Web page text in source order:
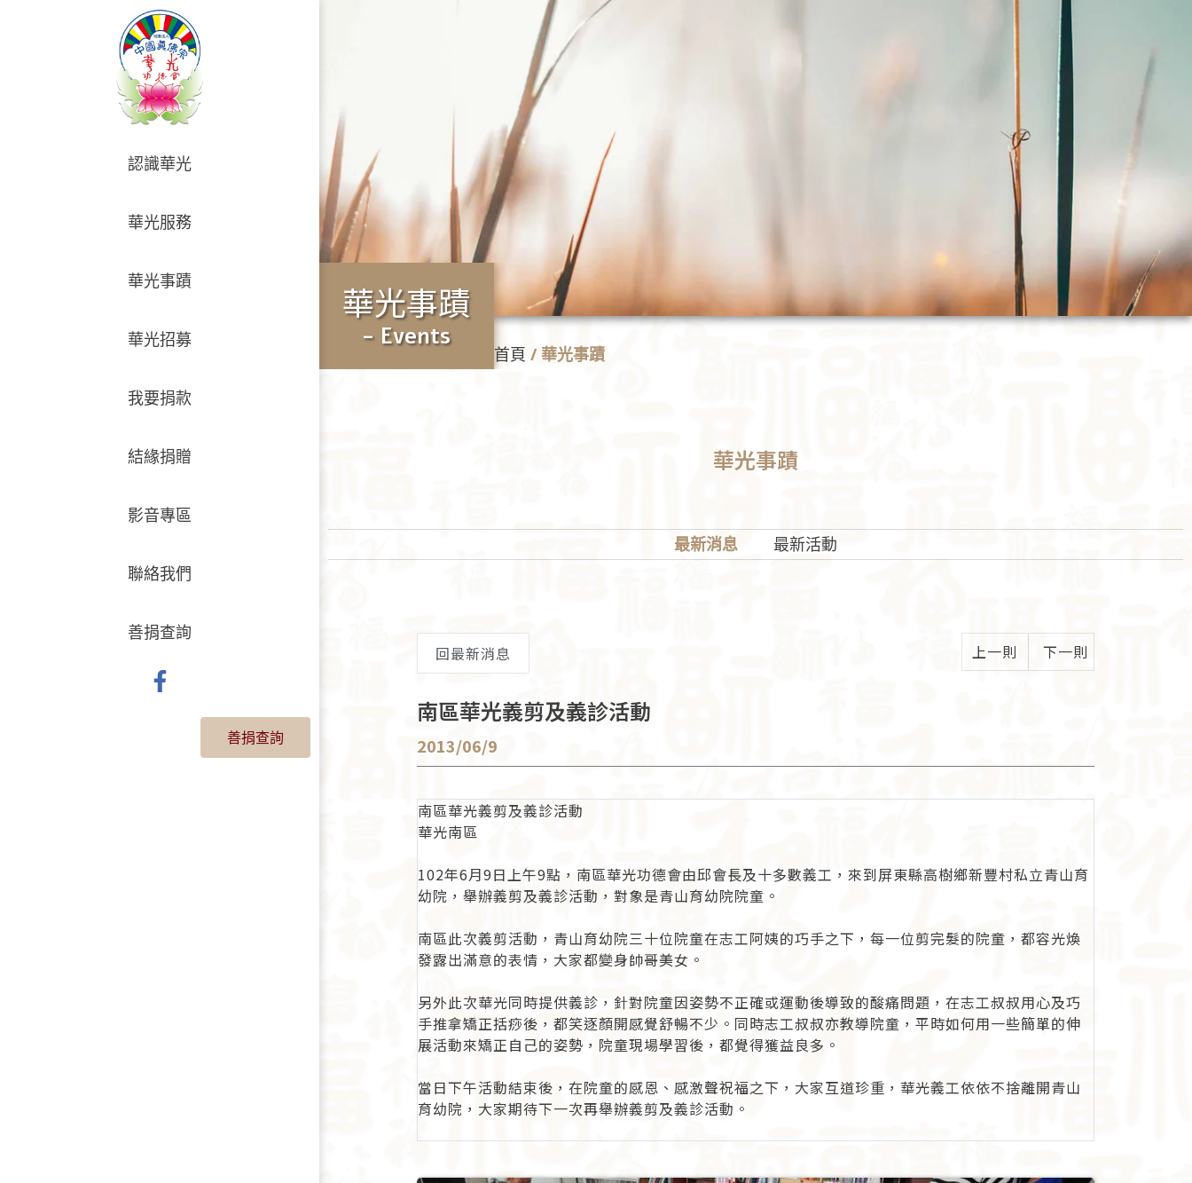
認識華光
華光服務
華光事蹟
華光招募
我要捐款
結緣捐贈
影音專區
聯絡我們
善捐查詢
善捐查詢
華光事蹟
- Events
首頁 / 華光事蹟
華光事蹟
最新消息 最新活動
回最新消息 上一則 下一則
南區華光義剪及義診活動
2013/06/9
南區華光義剪及義診活動
華光南區
102年6月9日上午9點，南區華光功德會由邱會長及十多數義工，來到屏東縣高樹鄉新豐村私立青山育
幼院，舉辦義剪及義診活動，對象是青山育幼院院童。
南區此次義剪活動，青山育幼院三十位院童在志工阿姨的巧手之下，每一位剪完髮的院童，都容光煥
發露出滿意的表情，大家都變身帥哥美女。
另外此次華光同時提供義診，針對院童因姿勢不正確或運動後導致的酸痛問題，在志工叔叔用心及巧
手推拿矯正括痧後，都笑逐顏開感覺舒暢不少。同時志工叔叔亦教導院童，平時如何用一些簡單的伸
展活動來矯正自己的姿勢，院童現場學習後，都覺得獲益良多。
當日下午活動結束後，在院童的感恩、感激聲祝福之下，大家互道珍重，華光義工依依不捨離開青山
育幼院，大家期待下一次再舉辦義剪及義診活動。